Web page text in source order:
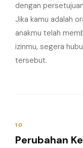
dengan
Jika kamu adalah
anakmu telah
izinmu, segera
tersebut.
10
Perubahan